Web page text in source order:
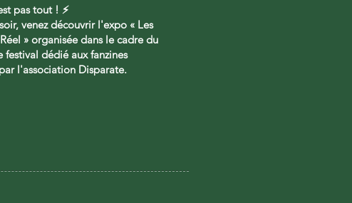
pas tout ! ⚡️
venez découvrir l'expo « Les
» organisée dans le cadre du
festival dédié aux fanzines
l'association Disparate.